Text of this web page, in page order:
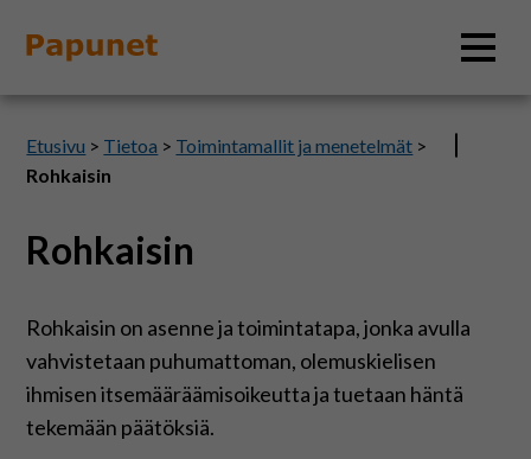
Tietoa
Materiaalit
Kuvatyökalut
Etusivu > Tietoa > Toimintamallit ja menetelmät >
Rohkaisin
Rohkaisin
Rohkaisin on asenne ja toimintatapa, jonka avulla
vahvistetaan puhumattoman, olemuskielisen
ihmisen itsemääräämisoikeutta ja tuetaan häntä
tekemään päätöksiä.